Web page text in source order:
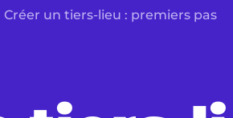
Créer un tiers-lieu : premiers pas